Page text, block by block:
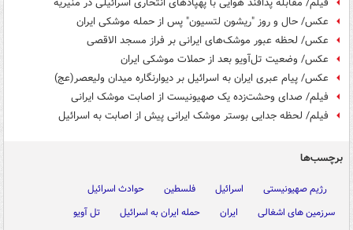
عکس/ حال و روز "ریشون لتسیون" پس از حمله موشکی ایران
عکس/ لحظه عبور موشک‌های ایرانی بر فراز مسجد الاقصی
عکس/ وضعیت تل‌آویو بعد از حملات موشکی ایران
عکس/ پیام عبری ایران به اسرائیل بر دیوارنگاره میدان ولیعصر(عج)
فیلم/ صدای وحشت‌زده یک صهیونیست از اصابت موشک ایرانی
فیلم/ لحظه جدایی بوستر موشک ایرانی پیش از اصابت به اسرائیل
برچسب‌ها
رژیم صهیونیستی اسرائیل فلسطین
حوادث اسرائیل
سرزمین های اشغالی
ایران حمله ایران به اسرائیل تل آویو